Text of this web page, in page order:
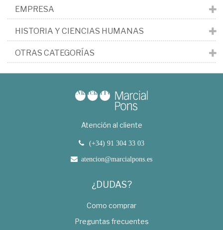
EMPRESA
HISTORIA Y CIENCIAS HUMANAS
OTRAS CATEGORÍAS
Atención al cliente
(+34) 91 304 33 03
atencion@marcialpons.es
¿DUDAS?
Como comprar
Preguntas frecuentes